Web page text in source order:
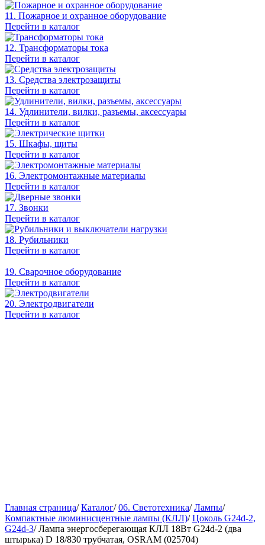
11. Пожарное и охранное оборудование
Перейти в каталог
12. Трансформаторы тока
Перейти в каталог
13. Средства электрозащиты
Перейти в каталог
14. Удлинители, вилки, разъемы, аксессуары
Перейти в каталог
15. Шкафы, щиты
Перейти в каталог
16. Электромонтажные материалы
Перейти в каталог
17. Звонки
Перейти в каталог
18. Рубильники
Перейти в каталог
19. Сварочное оборудование
Перейти в каталог
20. Электродвигатели
Перейти в каталог
Главная страница/ Каталог/ 06. Светотехника/ Лампы/
Компактные люминисцентные лампы (КЛЛ)/ Цоколь G24d-2,
G24d-3/ Лампа энергосберегающая КЛЛ 18Вт G24d-2 (два
штырька) D 18/830 трубчатая, OSRAM (025704)